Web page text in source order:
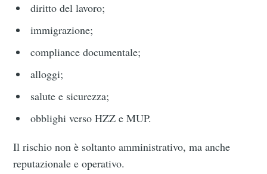
diritto del lavoro;
immigrazione;
compliance documentale;
alloggi;
salute e sicurezza;
obblighi verso HZZ e MUP.
Il rischio non è soltanto amministrativo, ma anche
reputazionale e operativo.